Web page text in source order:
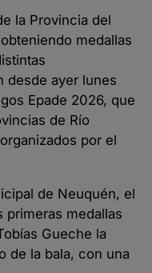
la Provincia del
medallas
desde ayer lunes
Epade 2026, que
de Río
por el
de Neuquén, el
primeras medallas
Gueche la
de la bala, con una